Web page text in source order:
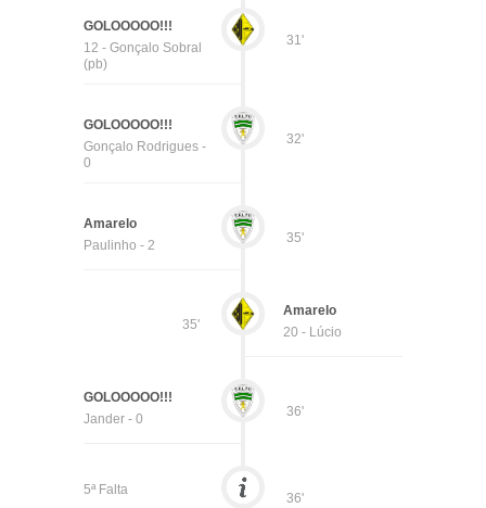
31'
GOLOOOOO!!!
12 - Gonçalo Sobral
(pb)
32'
GOLOOOOO!!!
Gonçalo Rodrigues -
0
35'
Amarelo
Paulinho - 2
35'
Amarelo
20 - Lúcio
36'
GOLOOOOO!!!
Jander - 0
36'
5ª Falta